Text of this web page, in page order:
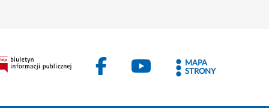
MAPA
STRONY